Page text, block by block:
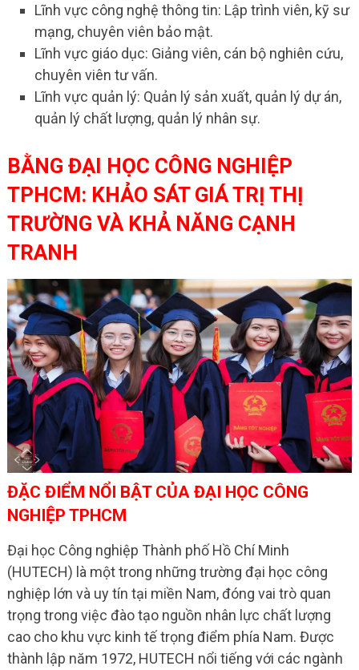
Lĩnh vực công nghệ thông tin: Lập trình viên, kỹ sư
mạng, chuyên viên bảo mật.
Lĩnh vực giáo dục: Giảng viên, cán bộ nghiên cứu,
chuyên viên tư vấn.
Lĩnh vực quản lý: Quản lý sản xuất, quản lý dự án,
quản lý chất lượng, quản lý nhân sự.
BẰNG ĐẠI HỌC CÔNG NGHIỆP
TPHCM: KHẢO SÁT GIÁ TRỊ THỊ
TRƯỜNG VÀ KHẢ NĂNG CẠNH
TRANH
ĐẶC ĐIỂM NỔI BẬT CỦA ĐẠI HỌC CÔNG
NGHIỆP TPHCM
Đại học Công nghiệp Thành phố Hồ Chí Minh
(HUTECH) là một trong những trường đại học công
nghiệp lớn và uy tín tại miền Nam, đóng vai trò quan
trọng trong việc đào tạo nguồn nhân lực chất lượng
cao cho khu vực kinh tế trọng điểm phía Nam. Được
thành lập năm 1972, HUTECH nổi tiếng với các ngành